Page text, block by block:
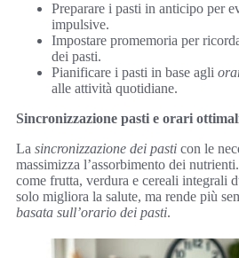
Preparare i pasti in anticipo per
impulsive.
Impostare promemoria per
dei pasti.
Pianificare i pasti in base agli
alle attività quotidiane.
Sincronizzazione pasti e orari
La sincronizzazione dei pasti con le
massimizza l’assorbimento dei
come frutta, verdura e cereali integrali
solo migliora la salute, ma rende più
basata sull’orario dei pasti.